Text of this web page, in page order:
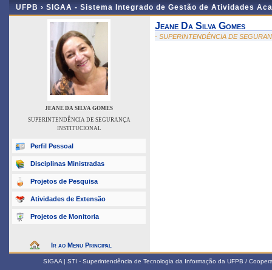
UFPB › SIGAA - Sistema Integrado de Gestão de Atividades
JEANE DA SILVA GOMES
SUPERINTENDÊNCIA DE SEGURANÇA
INSTITUCIONAL
Perfil Pessoal
Disciplinas Ministradas
Projetos de Pesquisa
Atividades de Extensão
Projetos de Monitoria
Ir ao Menu Principal
Jeane Da Silva Gomes
- SUPERINTENDÊNCIA DE
SIGAA | STI - Superintendência de Tecnologia da Informação da UFPB /